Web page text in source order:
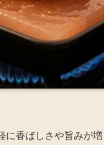
香ばしさや旨みが